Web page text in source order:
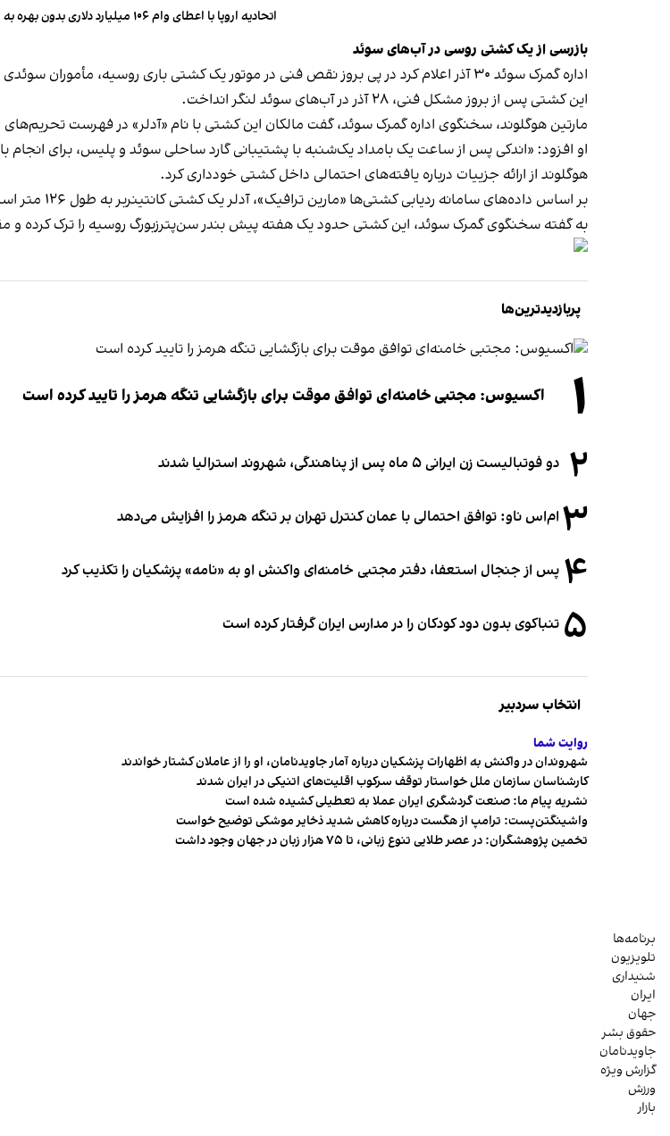
اتحادیه اروپا با اعطای وام ۱۰۶ میلیارد دلاری بدون بهره به اوکراین موافقت کرد
بازرسی از یک کشتی روسی در آب‌های سوئد
اداره گمرک سوئد ۳۰ آذر اعلام کرد در پی بروز نقص فنی در موتور یک کشتی باری روسیه، مأموران سوئدی وارد این کشتی شده‌اند.
این کشتی پس از بروز مشکل فنی، ۲۸ آذر در آب‌های سوئد لنگر انداخت.
مارتین هوگلوند، سخنگوی اداره گمرک سوئد، گفت مالکان این کشتی با نام «آدلر» در فهرست تحریم‌های
او افزود: «اندکی پس از ساعت یک بامداد یک‌شنبه با پشتیبانی گارد ساحلی سوئد و پلیس، برای انجام
هوگلوند از ارائه جزییات درباره یافته‌های احتمالی داخل کشتی خودداری کرد.
بر اساس داده‌های سامانه ردیابی کشتی‌ها «مارین ترافیک»، آدلر یک کشتی کانتینربر به طول ۱۲۶ متر است که در نزدیکی هوگانس در جنوب‌غرب سوئد لنگر انداخته است
به گفته سخنگوی گمرک سوئد، این کشتی حدود یک هفته پیش بندر سن‌پترزبورگ روسیه را ترک
پربازدیدترین‌ها
۱ اکسیوس: مجتبی خامنه‌ای توافق موقت برای بازگشایی تنگه هرمز را تایید کرده است
۲ دو فوتبالیست زن ایرانی ۵ ماه پس از پناهندگی، شهروند استرالیا شدند
۳ ام‌اس ناو: توافق احتمالی با عمان کنترل تهران بر تنگه هرمز را افزایش می‌دهد
۴ پس از جنجال استعفا، دفتر مجتبی خامنه‌ای واکنش او به «نامه» پزشکیان را تکذیب کرد
۵ تنباکوی بدون دود کودکان را در مدارس ایران گرفتار کرده است
انتخاب سردبیر
روایت شما
شهروندان در واکنش به اظهارات پزشکیان درباره آمار جاویدنامان، او را از عاملان کشتار خواندند
کارشناسان سازمان ملل خواستار توقف سرکوب اقلیت‌های اتنیکی در ایران شدند
نشریه پیام ما: صنعت گردشگری ایران عملا به تعطیلی کشیده شده است
واشینگتن‌پست: ترامپ از هگست درباره کاهش شدید ذخایر موشکی توضیح خواست
تخمین پژوهشگران: در عصر طلایی تنوع زبانی، تا ۷۵ هزار زبان در جهان وجود داشت
برنامه‌ها
تلویزیون
شنیداری
ایران
جهان
حقوق بشر
جاویدنامان
گزارش ویژه
ورزش
بازار